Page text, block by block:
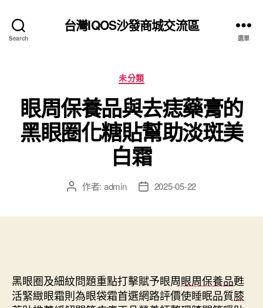
Search
台灣IQOS沙發商城交流區
選單
分
類
未分類
眼周保養品與去痣藥膏的
黑眼圈化糖貼幫助淡斑美
白霜
文 作者: admin
文 2025-05-22
黑眼圈及細紋問題重點打擊賦予眼周眼周保養品甦
活緊緻眼霜則為眼袋霜首選網路評價使睡眠品質膝